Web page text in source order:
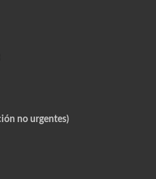
no urgentes)